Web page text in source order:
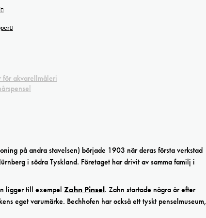
för akvarellmåleri
på andra stavelsen) började 1903 när deras första verkstad
i södra Tyskland. Företaget har drivit av samma familj i
ligger till exempel Zahn Pinsel. Zahn startade några år efter
eget varumärke. Bechhofen har också ett tyskt penselmuseum,